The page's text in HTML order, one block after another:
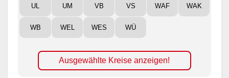
UL UM VB VS WAF WAK
WB WEL WES WÜ
Ausgewählte Kreise anzeigen!